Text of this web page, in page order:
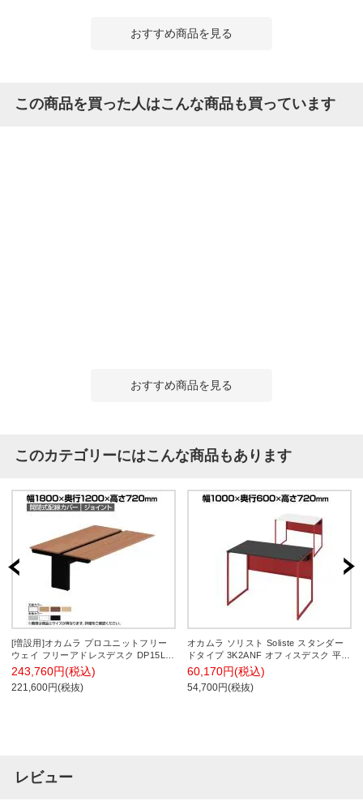
おすすめ商品を見る
この商品を買った人はこんな商品も買っています
おすすめ商品を見る
このカテゴリーにはこんな商品もあります
[増設用]オカムラ プロユニットフリー
ウェイ フリーアドレスデスク DP15LE
両面ジョイント パネル脚 配線カバー開
閉式 幅1800×奥行1200×高さ720mm
243,760円(税込)
221,600円(税抜)
オカムラ ソリスト Soliste スタンダー
ドタイプ 3K2ANF オフィスデスク 平机
幅1000×奥行600×高さ720mm 幕板付き
配線ダクト付き 塗装天板 フレーム脚
(オレンジレッド) 天板(ブラック/ホワイ
60,170円(税込)
54,700円(税抜)
レビュー